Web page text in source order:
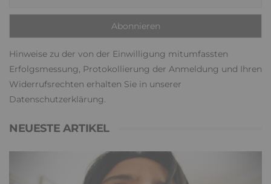
Hinweise zu der von der Einwilligung mitumfassten
Erfolgsmessung, Protokollierung der Anmeldung und Ihren
Widerrufsrechten erhalten Sie in unserer
Datenschutzerklärung.
NEUESTE ARTIKEL